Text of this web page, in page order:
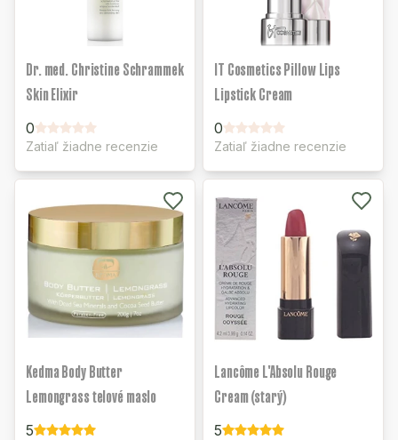
Dr. med. Christine Schrammek
Skin Elixir
0
Zatiaľ žiadne recenzie
IT Cosmetics Pillow Lips
Lipstick Cream
0
Zatiaľ žiadne recenzie
Kedma Body Butter
Lemongrass telové maslo
5
Lancôme L'Absolu Rouge
Cream (starý)
5